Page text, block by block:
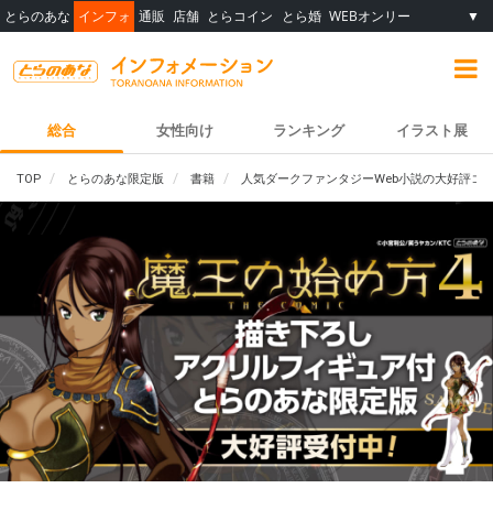
とらのあな インフォ 通販 店舗 とらコイン とら婚 WEBオンリー ▼
総合 女性向け ランキング イラスト展
TOP とらのあな限定版 書籍 人気ダークファンタジーWeb小説の大好評